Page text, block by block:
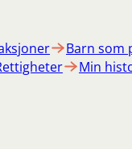
Barn som
Min